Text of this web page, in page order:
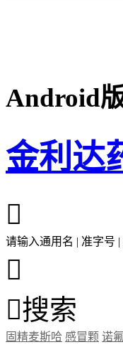
Android
金利达

请输入通用名 | 准字号

搜索
固精麦斯哈 感冒颗 诺